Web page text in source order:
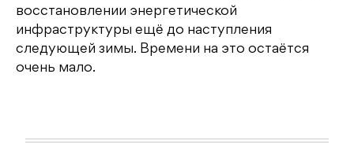
восстановлении энергетической
инфраструктуры ещё до наступления
следующей зимы. Времени на это остаётся
очень мало.